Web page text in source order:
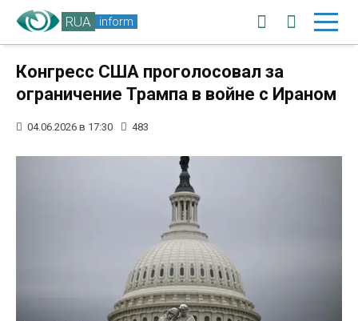
RUA inform
Конгресс США проголосовал за
ограничение Трампа в войне с Ираном
04.06.2026 в 17:30 483